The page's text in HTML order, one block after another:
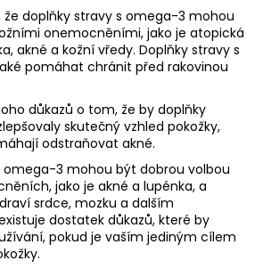
že doplňky stravy s omega-3 mohou
onemocněními, jako je atopická
akné a kožní vředy. Doplňky stravy s
pomáhat chránit před rakovinou
důkazů o tom, že by doplňky
skutečný vzhled pokožky,
odstraňovat akné.
omega-3 mohou být dobrou volbou
jako je akné a lupénka, a
srdce, mozku a dalším
dostatek důkazů, které by
pokud je vaším jediným cílem